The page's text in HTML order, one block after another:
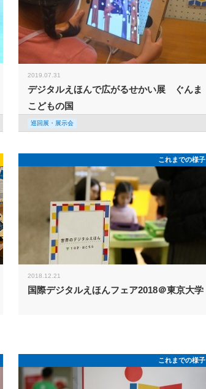
2019.07.31
デジタルえほんで広がるせかい展 ぐんま
こどもの国
巡回展・展示会
これまでの様子
2018.12.21
国際デジタルえほんフェア2018＠東京大学
これまでの様子